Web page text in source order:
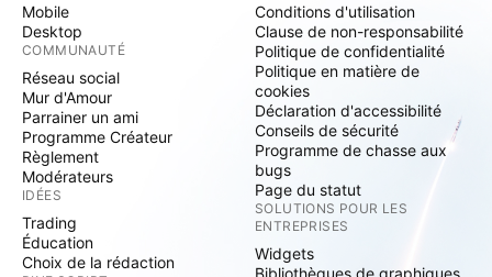
Mobile
Desktop
COMMUNAUTÉ
Réseau social
Mur d'Amour
Parrainer un ami
Programme Créateur
Règlement
Modérateurs
IDÉES
Trading
Éducation
Choix de la rédaction
Conditions d'utilisation
Clause de non-responsabilité
Politique de confidentialité
Politique en matière de
cookies
Déclaration d'accessibilité
Conseils de sécurité
Programme de chasse aux
bugs
Page du statut
SOLUTIONS POUR LES
ENTREPRISES
Widgets
Bibliothèques de graphiques